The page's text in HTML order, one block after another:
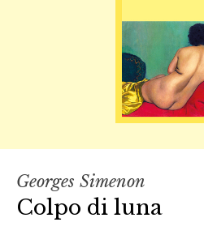
Georges Simenon
Colpo di luna